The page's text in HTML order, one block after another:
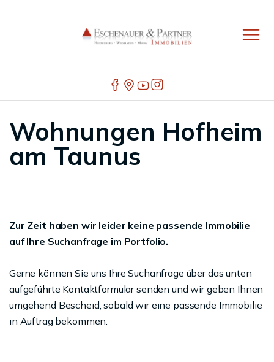
Wohnungen Hofheim
am Taunus
Zur Zeit haben wir leider keine passende Immobilie
auf Ihre Suchanfrage im Portfolio.
Gerne können Sie uns Ihre Suchanfrage über das unten
aufgeführte Kontaktformular senden und wir geben Ihnen
umgehend Bescheid, sobald wir eine passende Immobilie
in Auftrag bekommen.